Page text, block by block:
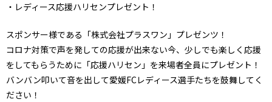
・レディース応援ハリセンプレゼント！
スポンサー様である「株式会社プラスワン」プレゼンツ！
コロナ対策で声を発しての応援が出来ない今、少しでも楽しく応援
をしてもらうために「応援ハリセン」を来場者全員にプレゼント！
バンバン叩いて音を出して愛媛FCレディース選手たちを鼓舞してく
ださい！